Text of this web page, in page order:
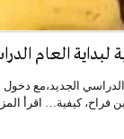
العام
الجديد،مع
فراح، كيفية… اقرأ